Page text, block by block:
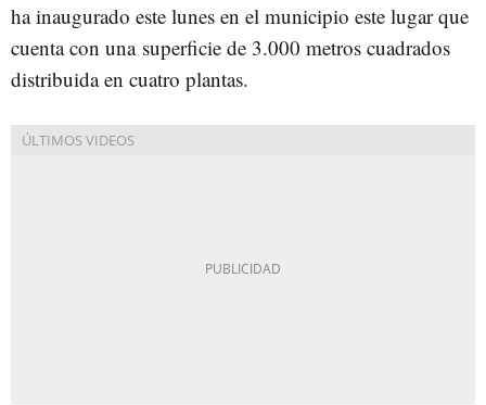
ha inaugurado este lunes en el municipio este lugar que
cuenta con una superficie de 3.000 metros cuadrados
distribuida en cuatro plantas.